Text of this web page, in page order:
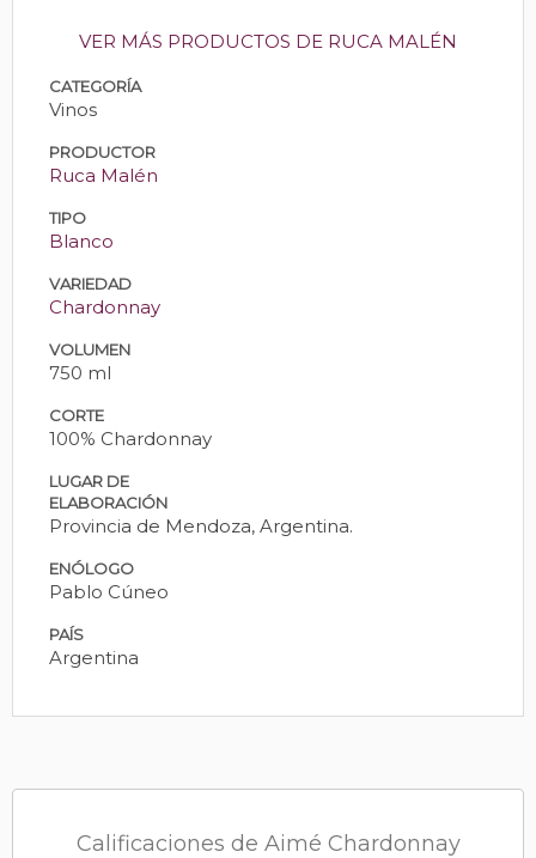
VER MÁS PRODUCTOS DE RUCA MALÉN
CATEGORÍA
Vinos
PRODUCTOR
Ruca Malén
TIPO
Blanco
VARIEDAD
Chardonnay
VOLUMEN
750 ml
CORTE
100% Chardonnay
LUGAR DE
ELABORACIÓN
Provincia de Mendoza, Argentina.
ENÓLOGO
Pablo Cúneo
PAÍS
Argentina
Calificaciones de Aimé Chardonnay